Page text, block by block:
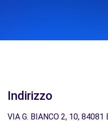
Indirizzo
VIA G. BIANCO 2, 10, 84081